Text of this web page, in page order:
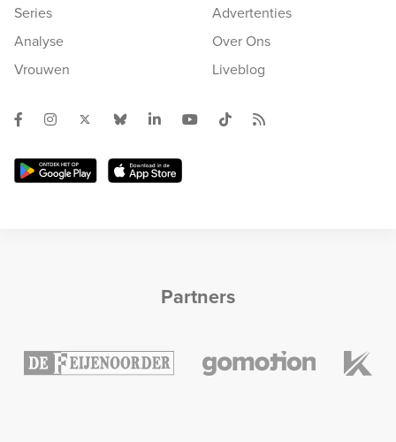
Series
Analyse
Vrouwen
Advertenties
Over Ons
Liveblog
Partners